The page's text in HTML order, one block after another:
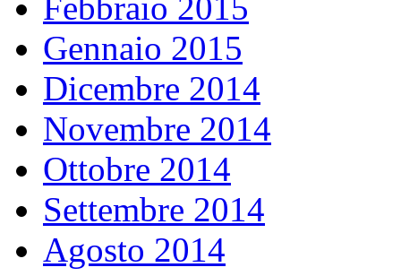
Gennaio 2015
Dicembre 2014
Novembre 2014
Ottobre 2014
Settembre 2014
Agosto 2014